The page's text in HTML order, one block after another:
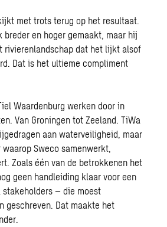
met trots terug op het resultaat.
breder en hoger gemaakt, maar hij
rivierenlandschap dat het lijkt alsof
Dat is het ultieme compliment
Waardenburg werken door in
Van Groningen tot Zeeland. TiWa
aan waterveiligheid, maar
Sweco samenwerkt,
Zoals één van de betrokkenen het
geen handleiding klaar voor een
– die moest
geschreven. Dat maakte het